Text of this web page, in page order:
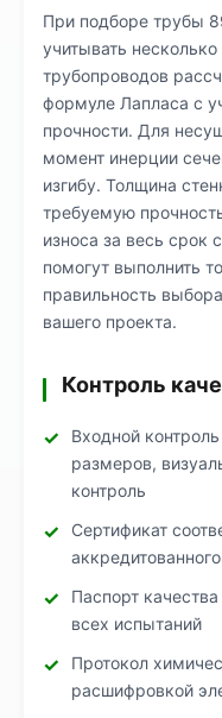
При подборе трубы
учитывать
трубопроводов
формуле Лапласа с
прочности. Для
момент инерции
изгибу. Толщина
требуемую
износа за весь
помогут выполнить
правильность
вашего проекта.
Контроль
Входной
размеров,
контроль
Сертификат
Паспорт
всех испытаний
Протокол
расшифровкой